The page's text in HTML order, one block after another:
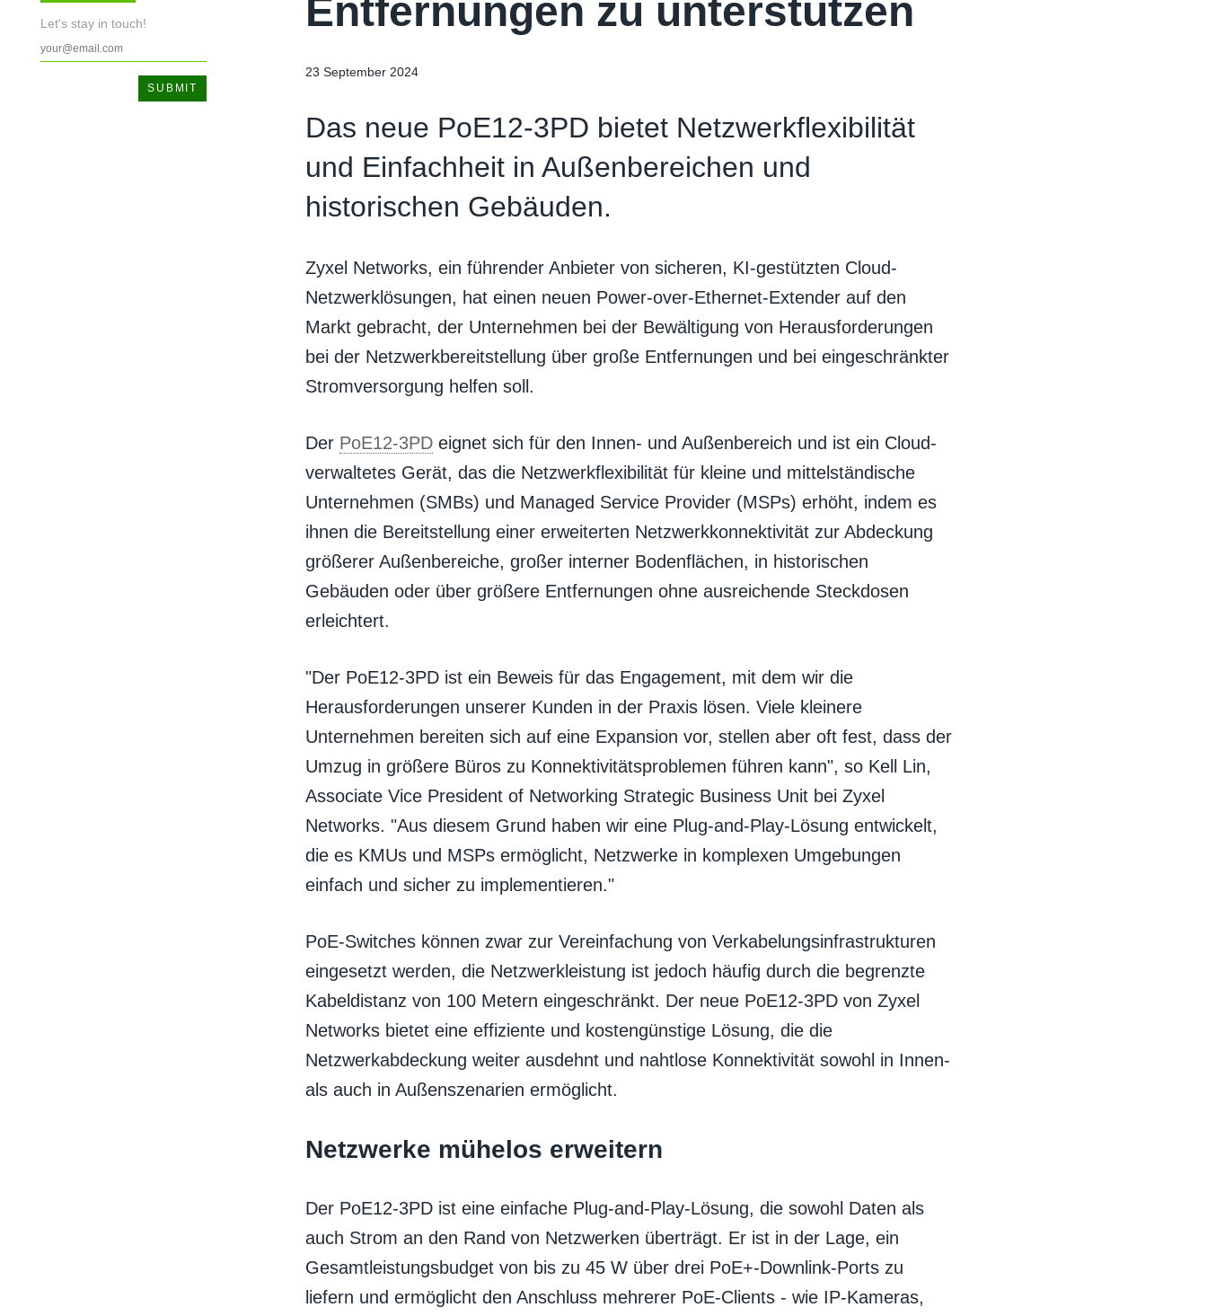
Let's stay in touch!
Entfernungen zu unterstützen
23 September 2024
Das neue PoE12-3PD bietet Netzwerkflexibilität
und Einfachheit in Außenbereichen und
historischen Gebäuden.
Zyxel Networks, ein führender Anbieter von sicheren, KI-gestützten Cloud-
Netzwerklösungen, hat einen neuen Power-over-Ethernet-Extender auf den
Markt gebracht, der Unternehmen bei der Bewältigung von Herausforderungen
bei der Netzwerkbereitstellung über große Entfernungen und bei eingeschränkter
Stromversorgung helfen soll.
Der PoE12-3PD eignet sich für den Innen- und Außenbereich und ist ein Cloud-
verwaltetes Gerät, das die Netzwerkflexibilität für kleine und mittelständische
Unternehmen (SMBs) und Managed Service Provider (MSPs) erhöht, indem es
ihnen die Bereitstellung einer erweiterten Netzwerkkonnektivität zur Abdeckung
größerer Außenbereiche, großer interner Bodenflächen, in historischen
Gebäuden oder über größere Entfernungen ohne ausreichende Steckdosen
erleichtert.
"Der PoE12-3PD ist ein Beweis für das Engagement, mit dem wir die
Herausforderungen unserer Kunden in der Praxis lösen. Viele kleinere
Unternehmen bereiten sich auf eine Expansion vor, stellen aber oft fest, dass der
Umzug in größere Büros zu Konnektivitätsproblemen führen kann", so Kell Lin,
Associate Vice President of Networking Strategic Business Unit bei Zyxel
Networks. "Aus diesem Grund haben wir eine Plug-and-Play-Lösung entwickelt,
die es KMUs und MSPs ermöglicht, Netzwerke in komplexen Umgebungen
einfach und sicher zu implementieren."
PoE-Switches können zwar zur Vereinfachung von Verkabelungsinfrastrukturen
eingesetzt werden, die Netzwerkleistung ist jedoch häufig durch die begrenzte
Kabeldistanz von 100 Metern eingeschränkt. Der neue PoE12-3PD von Zyxel
Networks bietet eine effiziente und kostengünstige Lösung, die die
Netzwerkabdeckung weiter ausdehnt und nahtlose Konnektivität sowohl in Innen-
als auch in Außenszenarien ermöglicht.
Netzwerke mühelos erweitern
Der PoE12-3PD ist eine einfache Plug-and-Play-Lösung, die sowohl Daten als
auch Strom an den Rand von Netzwerken überträgt. Er ist in der Lage, ein
Gesamtleistungsbudget von bis zu 45 W über drei PoE+-Downlink-Ports zu
liefern und ermöglicht den Anschluss mehrerer PoE-Clients - wie IP-Kameras,